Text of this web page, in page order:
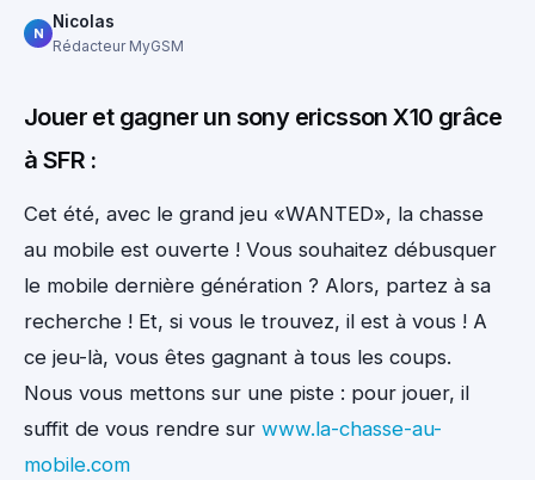
N
Nicolas
Rédacteur MyGSM
Jouer et gagner un sony ericsson X10 grâce
à SFR :
Cet été, avec le grand jeu «WANTED», la chasse
au mobile est ouverte ! Vous souhaitez débusquer
le mobile dernière génération ? Alors, partez à sa
recherche ! Et, si vous le trouvez, il est à vous ! A
ce jeu-là, vous êtes gagnant à tous les coups.
Nous vous mettons sur une piste : pour jouer, il
suffit de vous rendre sur www.la-chasse-au-
mobile.com